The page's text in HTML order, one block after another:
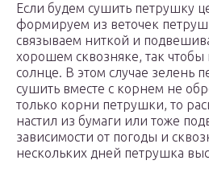
Если будем сушить петрушку
формируем из веточек
связываем ниткой и
хорошем сквозняке, так чтобы
солнце. В этом случае зелень
сушить вместе с корнем не
только корни петрушки, то
настил из бумаги или тоже
зависимости от погоды и
нескольких дней петрушка